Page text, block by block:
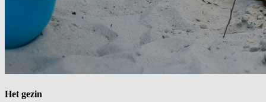
Het gezin